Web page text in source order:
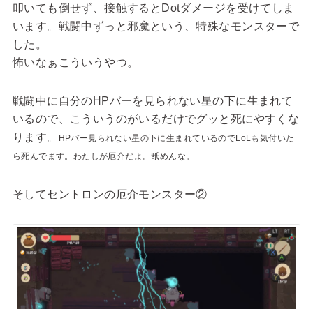
叩いても倒せず、接触するとDotダメージを受けてしま
います。戦闘中ずっと邪魔という、特殊なモンスターで
した。
怖いなぁこういうやつ。
戦闘中に自分のHPバーを見られない星の下に生まれて
いるので、こういうのがいるだけでグッと死にやすくな
ります。
HPバー見られない星の下に生まれているのでLoLも気付いた
ら死んでます。わたしが厄介だよ。舐めんな。
そしてセントロンの厄介モンスター②